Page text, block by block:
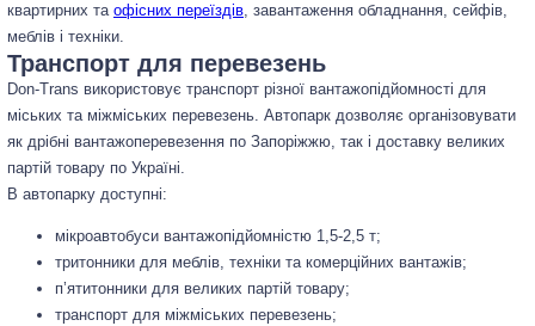
квартирних та офісних переїздів, завантаження обладнання, сейфів,
меблів і техніки.
Транспорт для перевезень
Don-Trans використовує транспорт різної вантажопідйомності для
міських та міжміських перевезень. Автопарк дозволяє організовувати
як дрібні вантажоперевезення по Запоріжжю, так і доставку великих
партій товару по Україні.
В автопарку доступні:
мікроавтобуси вантажопідйомністю 1,5-2,5 т;
тритонники для меблів, техніки та комерційних вантажів;
п’ятитонники для великих партій товару;
транспорт для міжміських перевезень;